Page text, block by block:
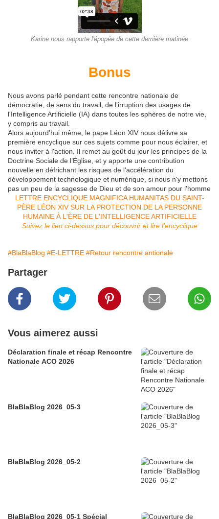
Karine nous rapporte l'épopée de cette dernière matinée
Bonus
Nous avons parlé pendant cette rencontre nationale de
démocratie, de sens du travail, de l'irruption des usages de
l'Intelligence Artificielle (IA) dans toutes les sphères de notre vie,
y compris au travail.
Alors aujourd'hui même, le pape Léon XIV nous délivre sa
première encyclique sur ces sujets comme pour nous éclairer, et
nous inviter à l'action. Il remet au goût du jour les principes de la
Doctrine Sociale de l’Église, et y apporte une contribution
nouvelle en défrichant les risques de l'accélération du
développement technologique et numérique, si nous n'y mettons
pas un peu de la sagesse de Dieu et de son amour pour l'homme
LETTRE ENCYCLIQUE MAGNIFICA HUMANITAS DU SAINT-
PÈRE LÉON XIV SUR LA PROTECTION DE LA PERSONNE
HUMAINE À L'ÈRE DE L'INTELLIGENCE ARTIFICIELLE
Suivez le lien ci-dessus pour découvrir et lire l'encyclique
#BlaBlaBlog #E-LETTRE #Retour rencontre antionale
Partager
Vous aimerez aussi
Déclaration finale et récap Rencontre
Nationale ACO 2026
BlaBlaBlog 2026_05-3
BlaBlaBlog 2026_05-2
BlaBlaBlog 2026_05-1 Spécial